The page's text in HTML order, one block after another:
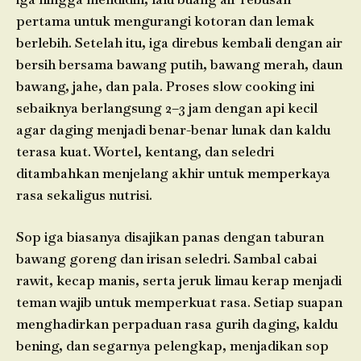
pertama untuk mengurangi kotoran dan lemak
berlebih. Setelah itu, iga direbus kembali dengan air
bersih bersama bawang putih, bawang merah, daun
bawang, jahe, dan pala. Proses slow cooking ini
sebaiknya berlangsung 2–3 jam dengan api kecil
agar daging menjadi benar-benar lunak dan kaldu
terasa kuat. Wortel, kentang, dan seledri
ditambahkan menjelang akhir untuk memperkaya
rasa sekaligus nutrisi.
Sop iga biasanya disajikan panas dengan taburan
bawang goreng dan irisan seledri. Sambal cabai
rawit, kecap manis, serta jeruk limau kerap menjadi
teman wajib untuk memperkuat rasa. Setiap suapan
menghadirkan perpaduan rasa gurih daging, kaldu
bening, dan segarnya pelengkap, menjadikan sop